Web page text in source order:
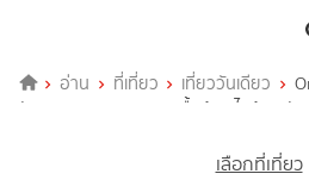
อ่าน ที่เที่ยว เที่ยววันเดียว
ขับรถชมวิว ทานอาหารพื้นบ้าน ไหว้พระวัดดั
เลือกที่เที่ยว